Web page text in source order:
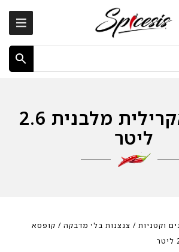
חיפוש
קופסא אקרילית מלבנית 2.6
ליטר
וקטניות / צנצנות בלי מדבקה / קופסא